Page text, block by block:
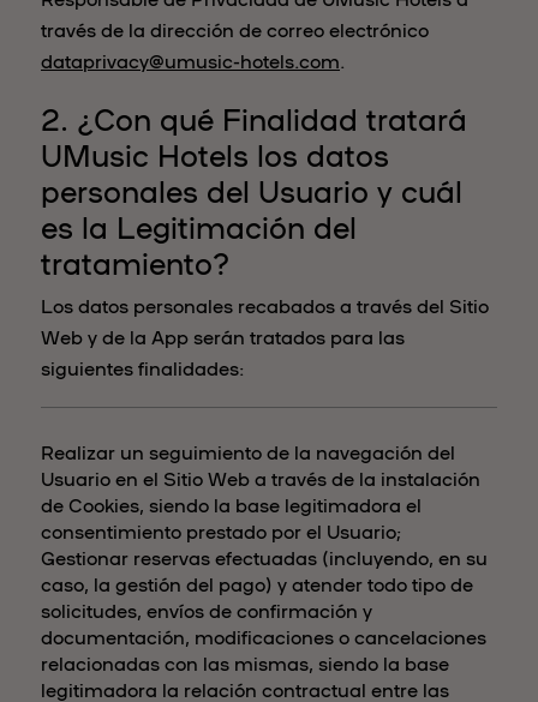
través de la dirección de correo electrónico
dataprivacy@umusic-hotels.com.
2. ¿Con qué Finalidad tratará
UMusic Hotels los datos
personales del Usuario y cuál
es la Legitimación del
tratamiento?
Los datos personales recabados a través del Sitio
Web y de la App serán tratados para las
siguientes finalidades:
Realizar un seguimiento de la navegación del
Usuario en el Sitio Web a través de la instalación
de Cookies, siendo la base legitimadora el
consentimiento prestado por el Usuario;
Gestionar reservas efectuadas (incluyendo, en su
caso, la gestión del pago) y atender todo tipo de
solicitudes, envíos de confirmación y
documentación, modificaciones o cancelaciones
relacionadas con las mismas, siendo la base
legitimadora la relación contractual entre las